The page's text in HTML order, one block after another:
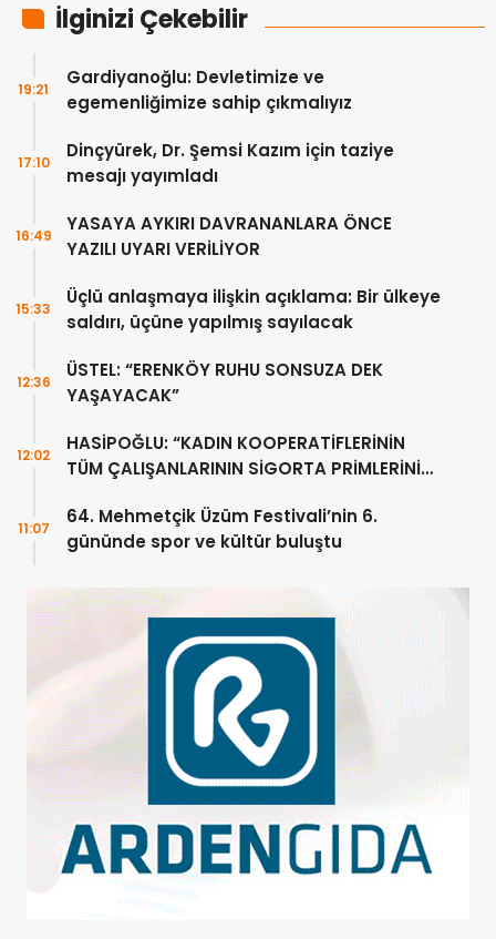
İlginizi Çekebilir
Gardiyanoğlu: Devletimize ve
egemenliğimize sahip çıkmalıyız
19:21
Dinçyürek, Dr. Şemsi Kazım için taziye
mesajı yayımladı
17:10
YASAYA AYKIRI DAVRANANLARA ÖNCE
YAZILI UYARI VERİLİYOR
16:49
Üçlü anlaşmaya ilişkin açıklama: Bir ülkeye
saldırı, üçüne yapılmış sayılacak
15:33
ÜSTEL: “ERENKÖY RUHU SONSUZA DEK
YAŞAYACAK”
12:36
HASİPOĞLU: “KADIN KOOPERATİFLERİNİN
TÜM ÇALIŞANLARININ SİGORTA PRİMLERİNİ
12:02
64. Mehmetçik Üzüm Festivali’nin 6.
gününde spor ve kültür buluştu
11:07